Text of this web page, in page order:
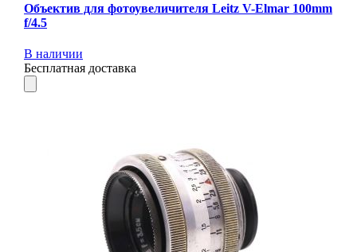
Объектив для фотоувеличителя Leitz V-Elmar 100mm
f/4.5
В наличии
Бесплатная доставка